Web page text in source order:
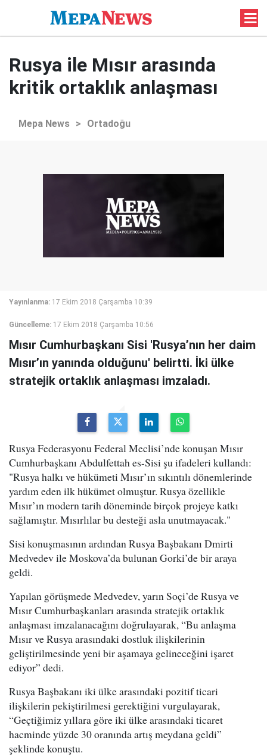
Rusya ile Mısır arasında
kritik ortaklık anlaşması
Mepa News > Ortadoğu
Yayınlanma: 17 Ekim 2018 Çarşamba 10:39
Güncelleme: 17 Ekim 2018 Çarşamba 10:56
Mısır Cumhurbaşkanı Sisi 'Rusya’nın her daim
Mısır’ın yanında olduğunu' belirtti. İki ülke
stratejik ortaklık anlaşması imzaladı.
Rusya Federasyonu Federal Meclisi’nde konuşan Mısır
Cumhurbaşkanı Abdulfettah es-Sisi şu ifadeleri kullandı:
"Rusya halkı ve hükümeti Mısır’ın sıkıntılı dönemlerinde
yardım eden ilk hükümet olmuştur. Rusya özellikle
Mısır’ın modern tarih döneminde birçok projeye katkı
sağlamıştır. Mısırlılar bu desteği asla unutmayacak."
Sisi konuşmasının ardından Rusya Başbakanı Dmirti
Medvedev ile Moskova’da bulunan Gorki’de bir araya
geldi.
Yapılan görüşmede Medvedev, yarın Soçi’de Rusya ve
Mısır Cumhurbaşkanları arasında stratejik ortaklık
anlaşması imzalanacağını doğrulayarak, “Bu anlaşma
Mısır ve Rusya arasındaki dostluk ilişkilerinin
geliştirilmesinde yeni bir aşamaya gelineceğini işaret
ediyor” dedi.
Rusya Başbakanı iki ülke arasındaki pozitif ticari
ilişkilerin pekiştirilmesi gerektiğini vurgulayarak,
“Geçtiğimiz yıllara göre iki ülke arasındaki ticaret
hacminde yüzde 30 oranında artış meydana geldi”
şeklinde konuştu.